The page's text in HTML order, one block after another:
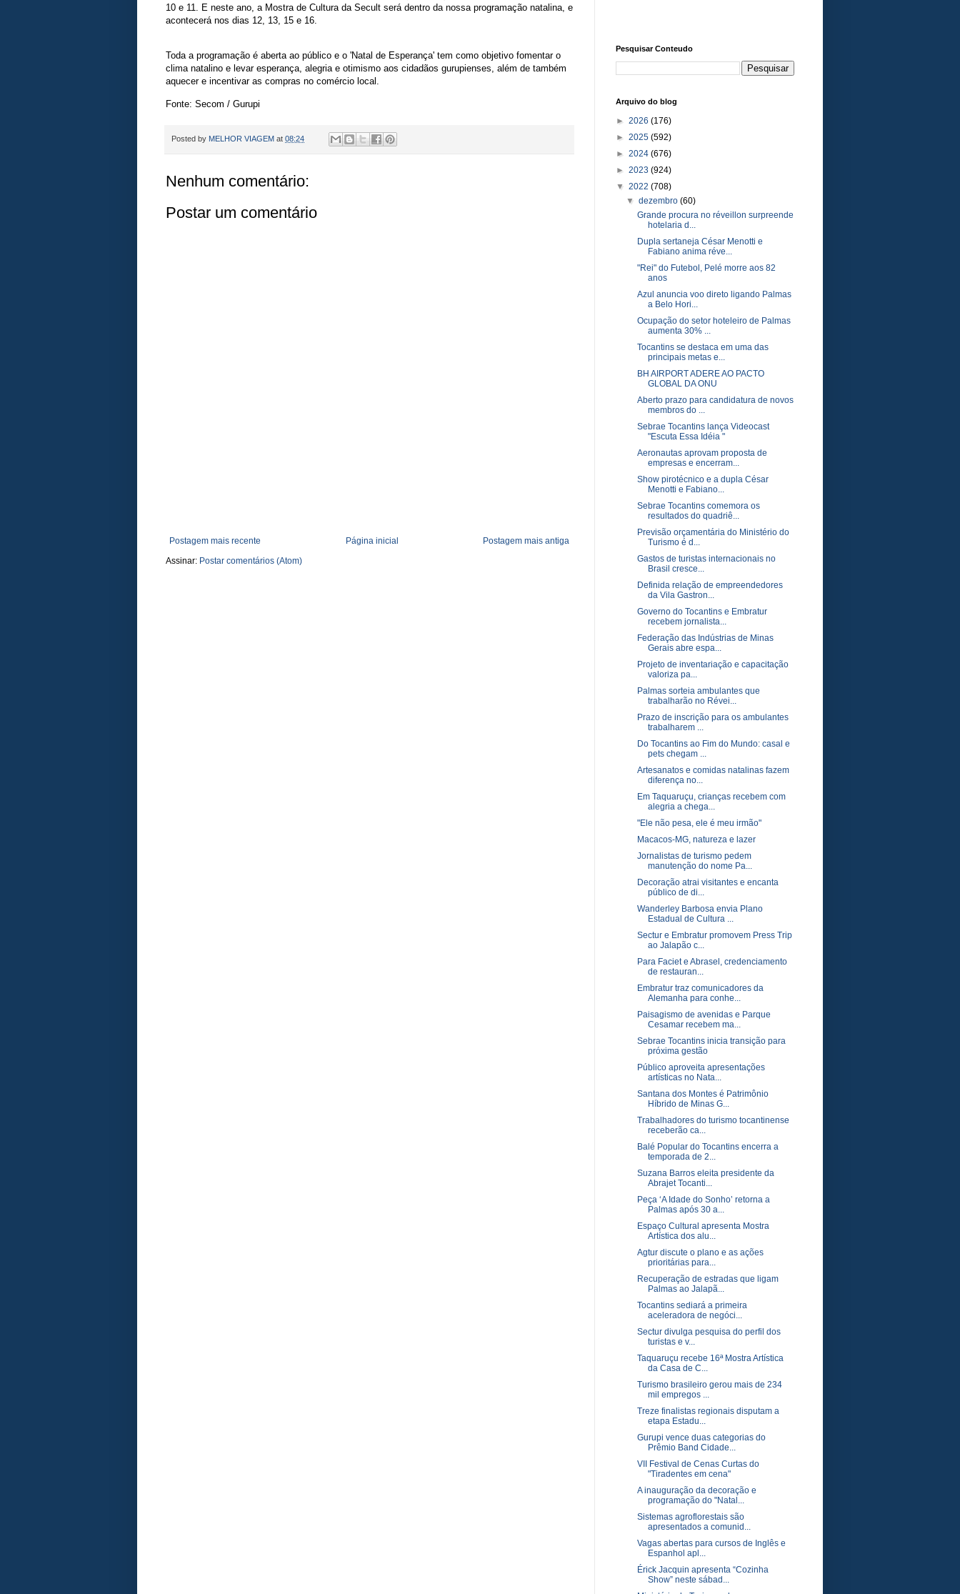
10 e 11. E neste ano, a Mostra de Cultura da Secult será dentro da nossa programação natalina, e
acontecerá nos dias 12, 13, 15 e 16.
Toda a programação é aberta ao público e o 'Natal de Esperança' tem como objetivo fomentar o
clima natalino e levar esperança, alegria e otimismo aos cidadãos gurupienses, além de também
aquecer e incentivar as compras no comércio local.
Fonte: Secom / Gurupi
Posted by MELHOR VIAGEM at 08:24
Nenhum comentário:
Postar um comentário
Postagem mais recente Postagem mais antiga
Página inicial
Assinar: Postar comentários (Atom)
Pesquisar Conteudo
Arquivo do blog
► 2026 (176)
► 2025 (592)
► 2024 (676)
► 2023 (924)
▼ 2022 (708)
▼dezembro(60)
Grande procura no réveillon surpreende
hotelaria d...
Dupla sertaneja César Menotti e
Fabiano anima réve...
"Rei" do Futebol, Pelé morre aos 82
anos
Azul anuncia voo direto ligando Palmas
a Belo Hori...
Ocupação do setor hoteleiro de Palmas
aumenta 30% ...
Tocantins se destaca em uma das
principais metas e...
BH AIRPORT ADERE AO PACTO
GLOBAL DA ONU
Aberto prazo para candidatura de novos
membros do ...
Sebrae Tocantins lança Videocast
"Escuta Essa Idéia "
Aeronautas aprovam proposta de
empresas e encerram...
Show pirotécnico e a dupla César
Menotti e Fabiano...
Sebrae Tocantins comemora os
resultados do quadriê...
Previsão orçamentária do Ministério do
Turismo é d...
Gastos de turistas internacionais no
Brasil cresce...
Definida relação de empreendedores
da Vila Gastron...
Governo do Tocantins e Embratur
recebem jornalista...
Federação das Indústrias de Minas
Gerais abre espa...
Projeto de inventariação e capacitação
valoriza pa...
Palmas sorteia ambulantes que
trabalharão no Révei...
Prazo de inscrição para os ambulantes
trabalharem ...
Do Tocantins ao Fim do Mundo: casal e
pets chegam ...
Artesanatos e comidas natalinas fazem
diferença no...
Em Taquaruçu, crianças recebem com
alegria a chega...
"Ele não pesa, ele é meu irmão"
Macacos-MG, natureza e lazer
Jornalistas de turismo pedem
manutenção do nome Pa...
Decoração atrai visitantes e encanta
público de di...
Wanderley Barbosa envia Plano
Estadual de Cultura ...
Sectur e Embratur promovem Press Trip
ao Jalapão c...
Para Faciet e Abrasel, credenciamento
de restauran...
Embratur traz comunicadores da
Alemanha para conhe...
Paisagismo de avenidas e Parque
Cesamar recebem ma...
Sebrae Tocantins inicia transição para
próxima gestão
Público aproveita apresentações
artísticas no Nata...
Santana dos Montes é Patrimônio
Híbrido de Minas G...
Trabalhadores do turismo tocantinense
receberão ca...
Balé Popular do Tocantins encerra a
temporada de 2...
Suzana Barros eleita presidente da
Abrajet Tocanti...
Peça ‘A Idade do Sonho’ retorna a
Palmas após 30 a...
Espaço Cultural apresenta Mostra
Artística dos alu...
Agtur discute o plano e as ações
prioritárias para...
Recuperação de estradas que ligam
Palmas ao Jalapã...
Tocantins sediará a primeira
aceleradora de negóci...
Sectur divulga pesquisa do perfil dos
turistas e v...
Taquaruçu recebe 16ª Mostra Artística
da Casa de C...
Turismo brasileiro gerou mais de 234
mil empregos ...
Treze finalistas regionais disputam a
etapa Estadu...
Gurupi vence duas categorias do
Prêmio Band Cidade...
VII Festival de Cenas Curtas do
"Tiradentes em cena"
A inauguração da decoração e
programação do "Natal...
Sistemas agroflorestais são
apresentados a comunid...
Vagas abertas para cursos de Inglês e
Espanhol apl...
Érick Jacquin apresenta “Cozinha
Show” neste sábad...